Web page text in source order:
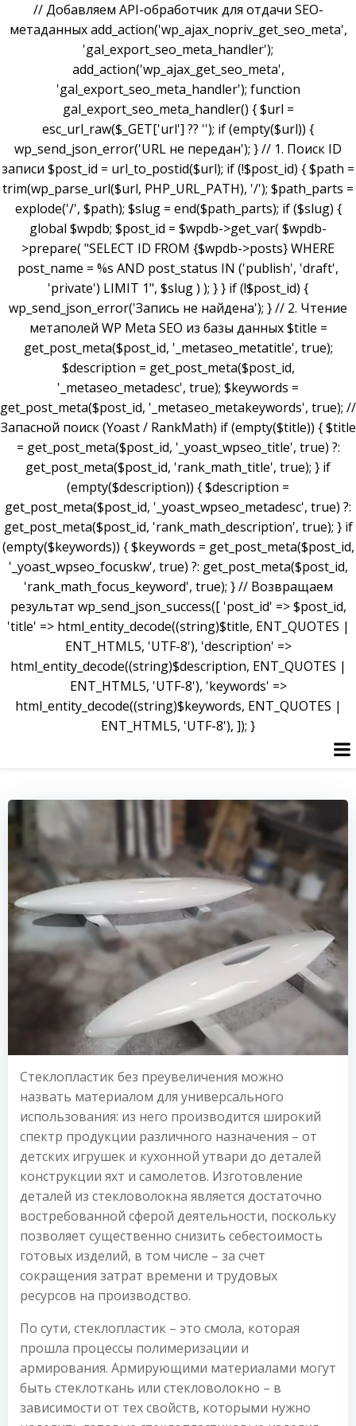
// Добавляем API-обработчик для отдачи SEO-
метаданных add_action('wp_ajax_nopriv_get_seo_meta',
'gal_export_seo_meta_handler');
add_action('wp_ajax_get_seo_meta',
'gal_export_seo_meta_handler'); function
gal_export_seo_meta_handler() { $url =
esc_url_raw($_GET['url'] ?? ''); if (empty($url)) {
wp_send_json_error('URL не передан'); } // 1. Поиск ID
записи $post_id = url_to_postid($url); if (!$post_id) { $path =
trim(wp_parse_url($url, PHP_URL_PATH), '/'); $path_parts =
explode('/', $path); $slug = end($path_parts); if ($slug) {
global $wpdb; $post_id = $wpdb->get_var( $wpdb-
>prepare( "SELECT ID FROM {$wpdb->posts} WHERE
post_name = %s AND post_status IN ('publish', 'draft',
'private') LIMIT 1", $slug ) ); } } if (!$post_id) {
wp_send_json_error('Запись не найдена'); } // 2. Чтение
метаполей WP Meta SEO из базы данных $title =
get_post_meta($post_id, '_metaseo_metatitle', true);
$description = get_post_meta($post_id,
'_metaseo_metadesc', true); $keywords =
get_post_meta($post_id, '_metaseo_metakeywords', true); //
Запасной поиск (Yoast / RankMath) if (empty($title)) { $title
= get_post_meta($post_id, '_yoast_wpseo_title', true) ?:
get_post_meta($post_id, 'rank_math_title', true); } if
(empty($description)) { $description =
get_post_meta($post_id, '_yoast_wpseo_metadesc', true) ?:
get_post_meta($post_id, 'rank_math_description', true); } if
(empty($keywords)) { $keywords = get_post_meta($post_id,
'_yoast_wpseo_focuskw', true) ?: get_post_meta($post_id,
'rank_math_focus_keyword', true); } // Возвращаем
результат wp_send_json_success([ 'post_id' => $post_id,
'title' => html_entity_decode((string)$title, ENT_QUOTES |
ENT_HTML5, 'UTF-8'), 'description' =>
html_entity_decode((string)$description, ENT_QUOTES |
ENT_HTML5, 'UTF-8'), 'keywords' =>
html_entity_decode((string)$keywords, ENT_QUOTES |
ENT_HTML5, 'UTF-8'), ]); }
Стеклопластик без преувеличения можно
назвать материалом для универсального
использования: из него производится широкий
спектр продукции различного назначения – от
детских игрушек и кухонной утвари до деталей
конструкции яхт и самолетов. Изготовление
деталей из стекловолокна является достаточно
востребованной сферой деятельности, поскольку
позволяет существенно снизить себестоимость
готовых изделий, в том числе – за счет
сокращения затрат времени и трудовых
ресурсов на производство.
По сути, стеклопластик – это смола, которая
прошла процессы полимеризации и
армирования. Армирующими материалами могут
быть стеклоткань или стекловолокно – в
зависимости от тех свойств, которыми нужно